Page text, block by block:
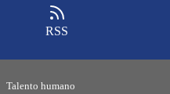
RSS
Talento humano